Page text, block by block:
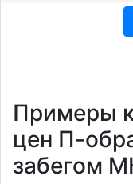
Примеры
цен П-
забегом